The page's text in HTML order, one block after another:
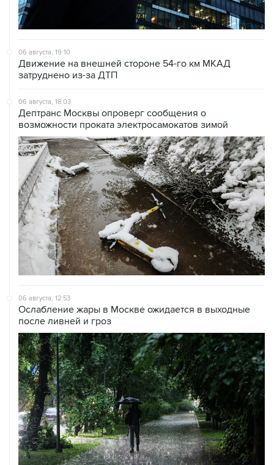
06 августа, 19:10
затруднено из-за ДТП
06 августа, 18:03
возможности проката электросамокатов зимой
06 августа, 12:53
после ливней и гроз